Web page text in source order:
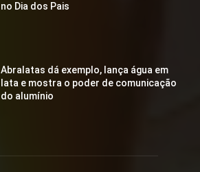
no Dia dos Pais
Abralatas dá exemplo, lança água em
lata e mostra o poder de comunicação
do alumínio